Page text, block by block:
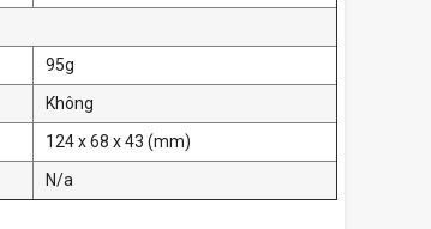
95g
Không
124 x 68 x 43 (mm)
N/a